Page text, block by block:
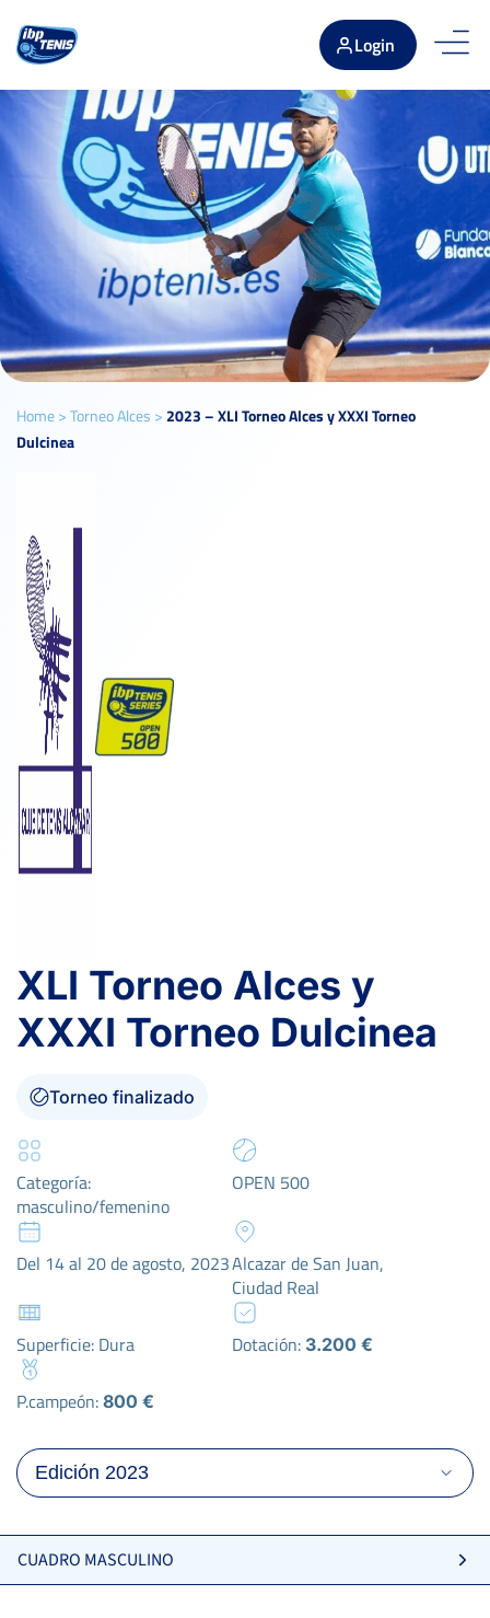
Login
Home>Torneo Alces >2023 – XLI Torneo Alces y XXXI Torneo
Dulcinea
Torneo finalizado
XLI Torneo Alces y
XXXI Torneo Dulcinea
Categoría:
masculino/femenino
OPEN 500
Del 14 al 20 de agosto, 2023Alcazar de San Juan,
Ciudad Real
Superficie: Dura Dotación: 3.200 €
P.campeón: 800 €
CUADRO MASCULINO